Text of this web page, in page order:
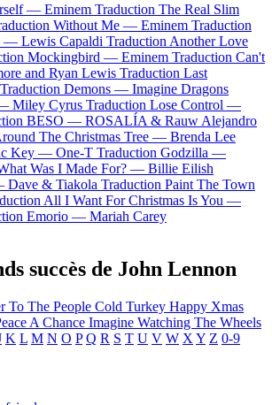
— Eminem Traduction The Real Slim
Without Me — Eminem Traduction
— Lewis Capaldi Traduction Another Love
Mockingbird — Eminem Traduction Can't
and Ryan Lewis Traduction Last
Traduction Demons — Imagine Dragons
Miley Cyrus Traduction Lose Control —
BESO — ROSALÍA & Rauw Alejandro
The Christmas Tree — Brenda Lee
Key — One-T Traduction Godzilla —
Was I Made For? — Billie Eilish
Dave & Tiakola Traduction Paint The Town
All I Want For Christmas Is You —
Emorio — Mariah Carey
succès de John Lennon
To The People Cold Turkey Happy Xmas
A Chance Imagine Watching The Wheels
K L M N O P Q R S T U V W X Y Z 0-9